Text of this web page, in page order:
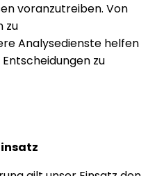
voranzutreiben. Von
zu
Analysedienste helfen
zu